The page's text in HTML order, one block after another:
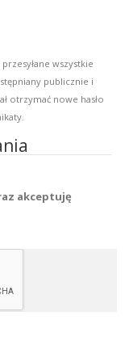
wszystkie
publicznie i
otrzymać nowe hasło
akceptuję